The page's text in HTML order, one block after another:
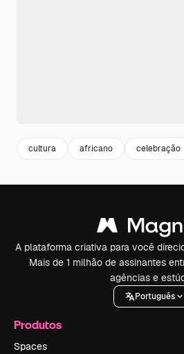
cultura africano celebração
A plataforma criativa para você
Mais de 1 milhão de assinantes
agências e
Português
Produtos
Spaces